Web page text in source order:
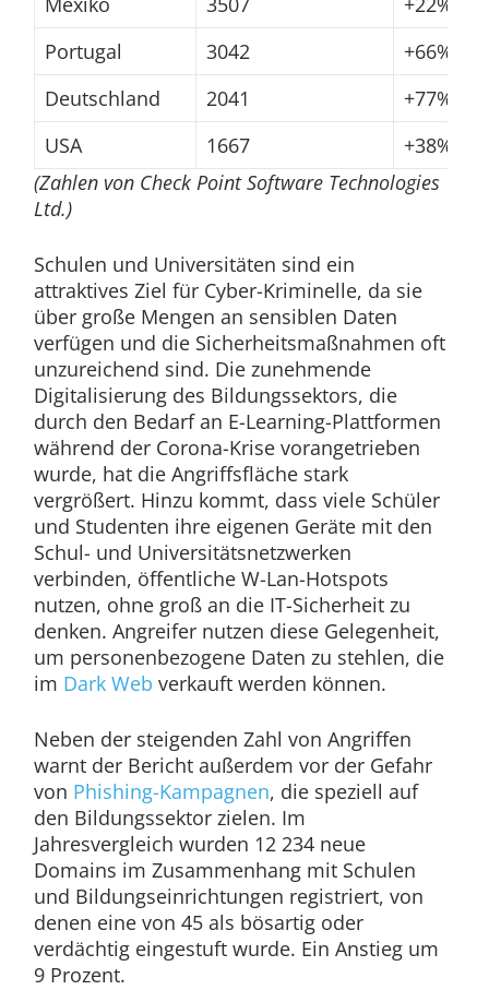
Portugal
3042
+66%
Deutschland
2041
+77%
USA
1667
+38%
(Zahlen von Check Point Software Technologies
Ltd.)
Schulen und Universitäten sind ein
attraktives Ziel für Cyber-Kriminelle, da sie
über große Mengen an sensiblen Daten
verfügen und die Sicherheitsmaßnahmen oft
unzureichend sind. Die zunehmende
Digitalisierung des Bildungssektors, die
durch den Bedarf an E-Learning-Plattformen
während der Corona-Krise vorangetrieben
wurde, hat die Angriffsfläche stark
vergrößert. Hinzu kommt, dass viele Schüler
und Studenten ihre eigenen Geräte mit den
Schul- und Universitätsnetzwerken
verbinden, öffentliche W-Lan-Hotspots
nutzen, ohne groß an die IT-Sicherheit zu
denken. Angreifer nutzen diese Gelegenheit,
um personenbezogene Daten zu stehlen, die
im Dark Web verkauft werden können.
Neben der steigenden Zahl von Angriffen
warnt der Bericht außerdem vor der Gefahr
von Phishing-Kampagnen, die speziell auf
den Bildungssektor zielen. Im
Jahresvergleich wurden 12 234 neue
Domains im Zusammenhang mit Schulen
und Bildungseinrichtungen registriert, von
denen eine von 45 als bösartig oder
verdächtig eingestuft wurde. Ein Anstieg um
9 Prozent.